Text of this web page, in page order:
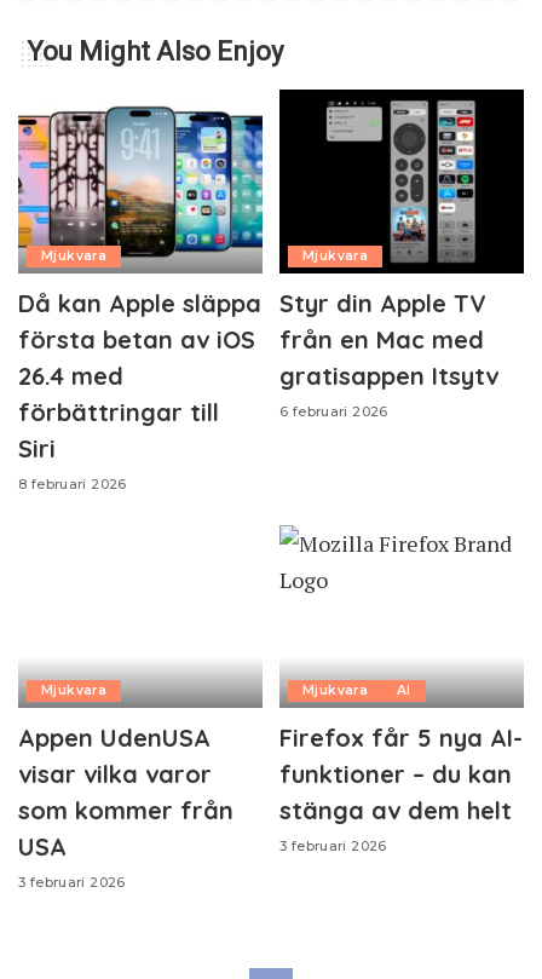
You Might Also Enjoy
Mjukvara
Då kan Apple släppa
första betan av iOS
26.4 med
förbättringar till
Siri
8 februari 2026
Mjukvara
Styr din Apple TV
från en Mac med
gratisappen Itsytv
6 februari 2026
Mjukvara
Appen UdenUSA
visar vilka varor
som kommer från
USA
3 februari 2026
Mjukvara AI
Firefox får 5 nya AI-
funktioner – du kan
stänga av dem helt
3 februari 2026